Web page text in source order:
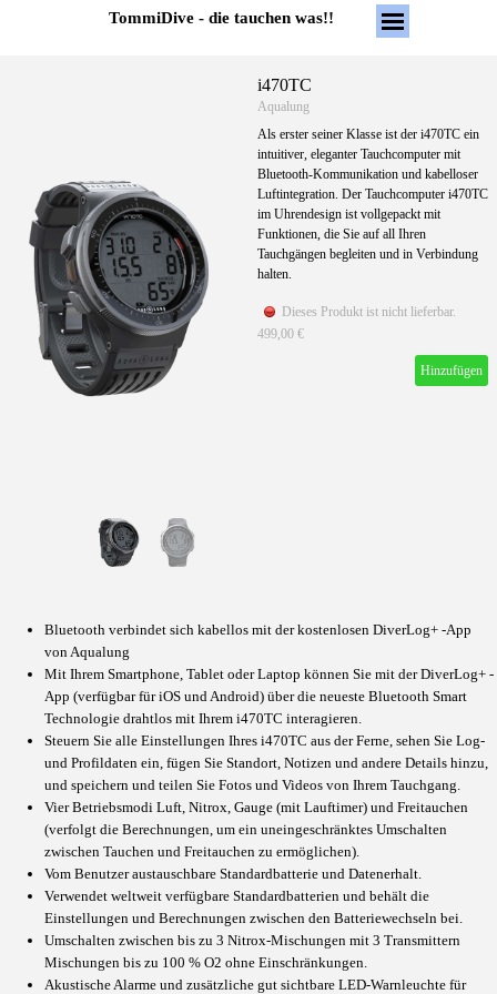
Direkt zum SeiteninhaltTommiDive - die tauchen was!! Menü
i470TC
Aqualung
Als erster seiner Klasse ist der i470TC ein
intuitiver, eleganter Tauchcomputer mit
Bluetooth-Kommunikation und kabelloser
Luftintegration. Der Tauchcomputer i470TC
im Uhrendesign ist vollgepackt mit
Funktionen, die Sie auf all Ihren
Tauchgängen begleiten und in Verbindung
halten.
Dieses Produkt ist nicht lieferbar.
499,00 €
Hinzufügen
Bluetooth verbindet sich kabellos mit der kostenlosen DiverLog+ -App
von Aqualung
Mit Ihrem Smartphone, Tablet oder Laptop können Sie mit der DiverLog+ -
App (verfügbar für iOS und Android) über die neueste Bluetooth Smart
Technologie drahtlos mit Ihrem i470TC interagieren.
Steuern Sie alle Einstellungen Ihres i470TC aus der Ferne, sehen Sie Log-
und Profildaten ein, fügen Sie Standort, Notizen und andere Details hinzu,
und speichern und teilen Sie Fotos und Videos von Ihrem Tauchgang.
Vier Betriebsmodi Luft, Nitrox, Gauge (mit Lauftimer) und Freitauchen
(verfolgt die Berechnungen, um ein uneingeschränktes Umschalten
zwischen Tauchen und Freitauchen zu ermöglichen).
Vom Benutzer austauschbare Standardbatterie und Datenerhalt.
Verwendet weltweit verfügbare Standardbatterien und behält die
Einstellungen und Berechnungen zwischen den Batteriewechseln bei.
Umschalten zwischen bis zu 3 Nitrox-Mischungen mit 3 Transmittern
Mischungen bis zu 100 % O2 ohne Einschränkungen.
Akustische Alarme und zusätzliche gut sichtbare LED-Warnleuchte für